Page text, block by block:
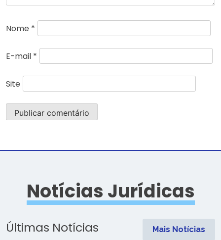
Nome *
E-mail *
Site
Notícias Jurídicas
Últimas Notícias Mais Notícias